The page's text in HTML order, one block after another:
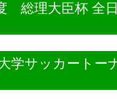
総理大臣杯 全
学サッカート